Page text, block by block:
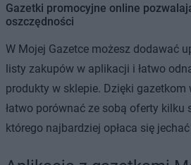
Gazetki promocyjne online
oszczędności
W Mojej Gazetce możesz dodawać
listy zakupów w aplikacji i łatwo
produkty w sklepie. Dzięki
łatwo porównać ze sobą oferty kilku
którego najbardziej opłaca się